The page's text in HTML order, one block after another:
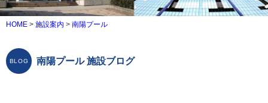
HOME > 施設案内 > 南陽プール
南陽プール 施設ブログ